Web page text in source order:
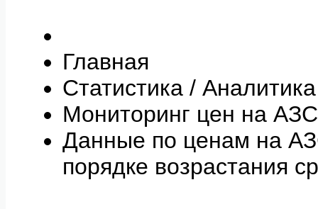
Главная
Статистика / Аналитика
Мониторинг цен на
Данные по ценам на
порядке возрастания